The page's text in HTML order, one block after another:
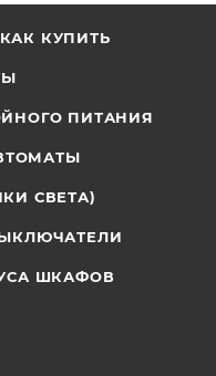
КАК КУПИТЬ
ПИТАНИЯ
СВЕТА)
ШКАФОВ